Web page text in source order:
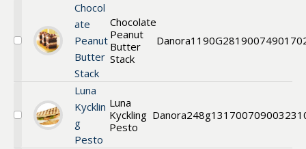
Välj
Chocol
ate
Peanut
Butter
Stack
Chocolate
Peanut
Butter
Stack
Danora1190G2819
Välj
Luna
Kycklin
g
Pesto
Luna
Kyckling
Pesto
Danora248g13170